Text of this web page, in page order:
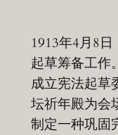
1913年4月8
起草筹备工作
成立宪法起草
坛祈年殿为会
制定一种巩固